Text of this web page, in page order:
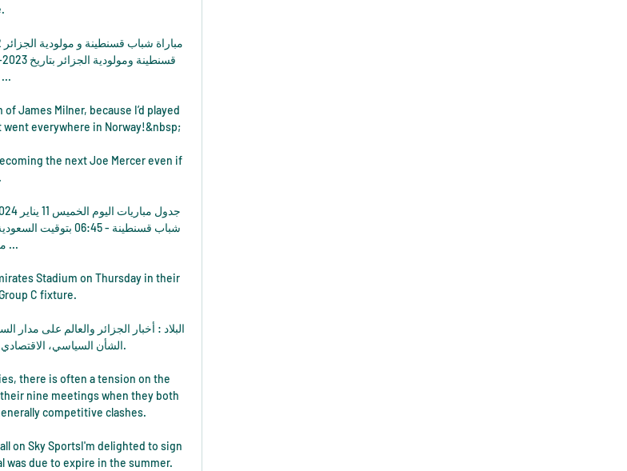
James Milner, because I’d played
everywhere in Norway!&nbsp;
the next Joe Mercer even if
Stadium on Thursday in their
C fixture.
الشأن السياسي،
there is often a tension on the
nine meetings when they both
competitive clashes.
on Sky SportsI'm delighted to sign
was due to expire in the summer.